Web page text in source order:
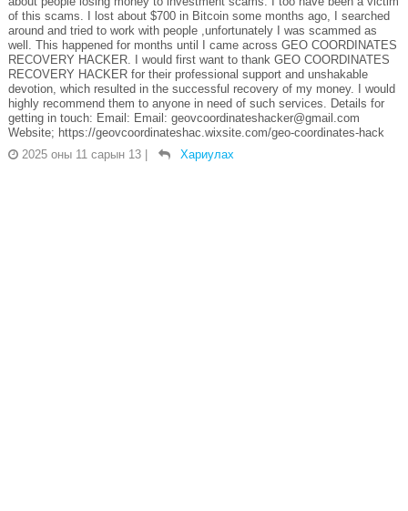
of this scams. I lost about $700 in Bitcoin some months ago, I searched
around and tried to work with people ,unfortunately I was scammed as
well. This happened for months until I came across GEO COORDINATES
RECOVERY HACKER. I would first want to thank GEO COORDINATES
RECOVERY HACKER for their professional support and unshakable
devotion, which resulted in the successful recovery of my money. I would
highly recommend them to anyone in need of such services. Details for
getting in touch: Email: Email: geovcoordinateshacker@gmail.com
Website; https://geovcoordinateshac.wixsite.com/geo-coordinates-hack
2025 оны 11 сарын 13
Хариулах